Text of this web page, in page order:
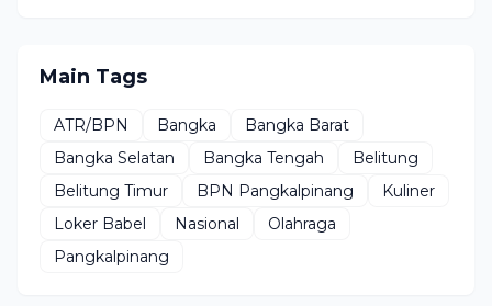
Main Tags
ATR/BPN Bangka
Bangka Barat
Bangka Selatan
Bangka Tengah
Belitung
Belitung Timur
BPN Pangkalpinang
Kuliner
Loker Babel
Nasional
Olahraga
Pangkalpinang